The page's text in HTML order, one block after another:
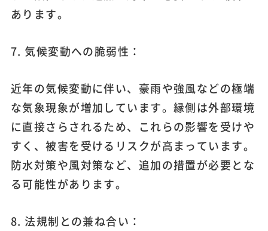
あります。
7. 気候変動への脆弱性：
近年の気候変動に伴い、豪雨や強風などの極端
な気象現象が増加しています。縁側は外部環境
に直接さらされるため、これらの影響を受けや
すく、被害を受けるリスクが高まっています。
防水対策や風対策など、追加の措置が必要とな
る可能性があります。
8. 法規制との兼ね合い：